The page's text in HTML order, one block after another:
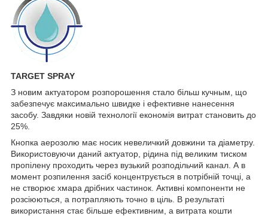
TARGET SPRAY
З новим актуатором розпорошення стало більш кучным, що
забезпечує максимально швидке і ефективне нанесення
засобу. Завдяки новій технології економія витрат становить до
25%.
Кнопка аерозолю має носик невеличкий довжини та діаметру.
Використовуючи даний актуатор, рідина під великим тиском
пропілену проходить через вузький розподільчий канал. А в
момент розпилення засіб концентрується в потрібній точці, а
не створює хмара дрібних частинок. Активні компоненти не
розсіюються, а потрапляють точно в ціль. В результаті
використання стає більше ефективним, а витрата кошти